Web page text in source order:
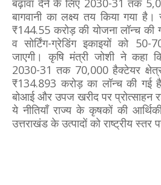
बढ़ावा देने के लिए 2030-31 तक
बागवानी का लक्ष्य तय किया गया
₹144.55 करोड़ की योजना लॉन्च की
व सोर्टिंग-ग्रेडिंग इकाइयों को 50-
जाएगी। कृषि मंत्री जोशी ने कहा
2030-31 तक 70,000 हैक्टेयर
₹134.893 करोड़ का लॉन्च की गई
बोआई और उपज खरीद पर प्रोत्साहन
ये नीतियाँ राज्य के कृषकों की
उत्तराखंड के उत्पादों को राष्ट्रीय स्तर